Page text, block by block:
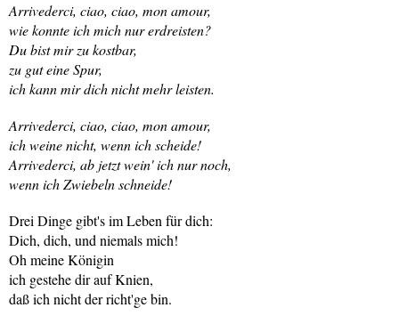
Arrivederci, ciao, ciao, mon amour,
wie konnte ich mich nur erdreisten?
Du bist mir zu kostbar,
zu gut eine Spur,
ich kann mir dich nicht mehr leisten.
Arrivederci, ciao, ciao, mon amour,
ich weine nicht, wenn ich scheide!
Arrivederci, ab jetzt wein' ich nur noch,
wenn ich Zwiebeln schneide!
Drei Dinge gibt's im Leben für dich:
Dich, dich, und niemals mich!
Oh meine Königin
ich gestehe dir auf Knien,
daß ich nicht der richt'ge bin.